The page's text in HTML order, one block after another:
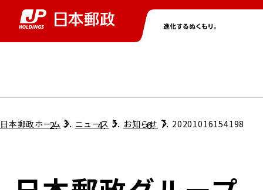
グループ情報トップ
株主・投資家情報トップ
ニューストップ
サステナビリティトップ
採用情報トップ
日本郵政ホーム ニュース お知らせ 20201016154198